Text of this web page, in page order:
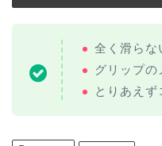
全く滑らな
グリップの
とりあえず